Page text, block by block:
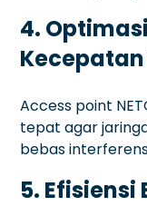
4.
Access point
tepat agar
bebas
5.